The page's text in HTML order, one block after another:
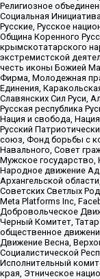
Религиозное
Социальная
Русские, Русское
Община Коренного
крымскотатарского
экстремистской
честь иконы Божией
Фирма, Молодежная
Единения,
Славянских Сил Руси,
Русская республика
Нация и свобода,
Русский
союз, Фонд борьбы с
Навального, Совет
Мужское государство,
Народное движение
Архангельской
Советских Светлых
Meta Platforms Inc,
Добровольческое
Черный Комитет,
общественное
Движение Весна,
Социалистической
Исполнительный
края, Этническое